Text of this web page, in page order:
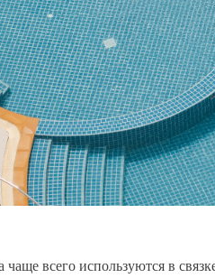
чаще всего используются в